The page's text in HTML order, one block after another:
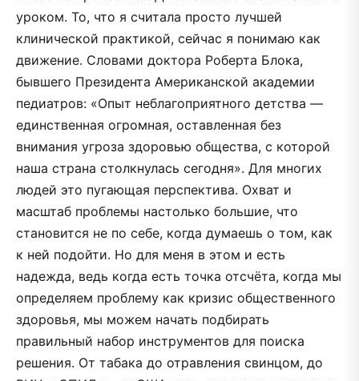
уроком. То, что я считала просто лучшей
клинической практикой, сейчас я понимаю как
движение. Словами доктора Роберта Блока,
бывшего Президента Американской академии
педиатров: «Опыт неблагоприятного детства —
единственная огромная, оставленная без
внимания угроза здоровью общества, с которой
наша страна столкнулась сегодня». Для многих
людей это пугающая перспектива. Охват и
масштаб проблемы настолько большие, что
становится не по себе, когда думаешь о том, как
к ней подойти. Но для меня в этом и есть
надежда, ведь когда есть точка отсчёта, когда мы
определяем проблему как кризис общественного
здоровья, мы можем начать подбирать
правильный набор инструментов для поиска
решения. От табака до отравления свинцом, до